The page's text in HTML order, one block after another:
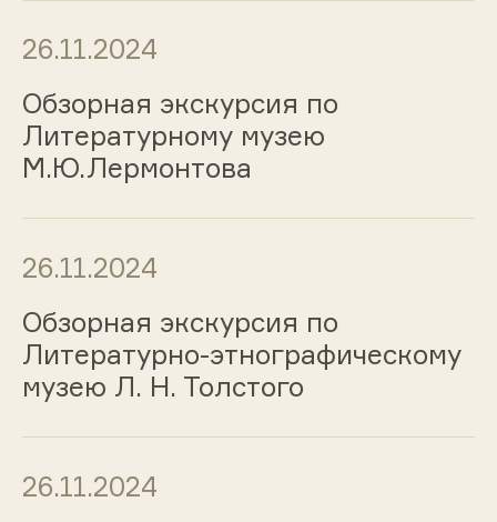
26.11.2024
Обзорная экскурсия по
Литературному музею
М.Ю.Лермонтова
26.11.2024
Обзорная экскурсия по
Литературно-этнографическому
музею Л. Н. Толстого
26.11.2024